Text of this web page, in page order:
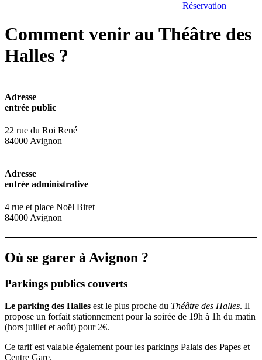
Réservation
Comment venir au Théâtre des
Halles ?
Adresse
entrée public
22 rue du Roi René
84000 Avignon
Adresse
entrée administrative
4 rue et place Noël Biret
84000 Avignon
Où se garer à Avignon ?
Parkings publics couverts
Le parking des Halles est le plus proche du Théâtre des Halles. Il
propose un forfait stationnement pour la soirée de 19h à 1h du matin
(hors juillet et août) pour 2€.
Ce tarif est valable également pour les parkings Palais des Papes et
Centre Gare.